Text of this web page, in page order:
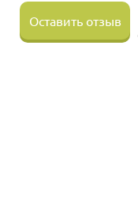
Оставить отзыв